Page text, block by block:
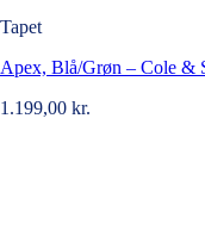
Tapet
Apex, Blå/Grøn – Cole &
1.199,00 kr.